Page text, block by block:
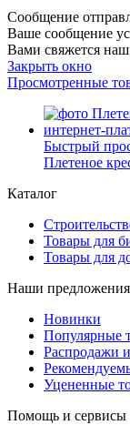
Сообщение
Ваше сообщение
Вами свяжется
Закрыть окно
Просмотренные
Быстрый
Плетеное
Каталог
Товары для
Товары для
Наши предложения
Новинки
Популярные
Распродажи
Уцененные
Помощь и сервисы